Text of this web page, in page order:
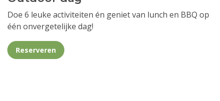
Doe 6 leuke activiteiten én geniet van lunch en BBQ op
één onvergetelijke dag!
Reserveren